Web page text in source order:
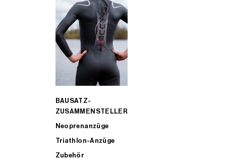
BAUSATZ-
ZUSAMMENSTELLER
Neoprenanzüge
Triathlon-Anzüge
Zubehör